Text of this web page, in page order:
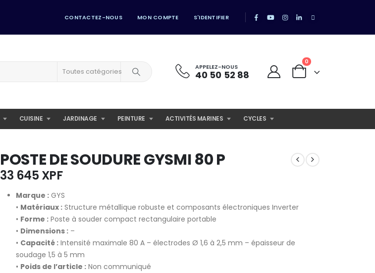
CONTACTEZ-NOUS MON COMPTE S'IDENTIFIER
Toutes catégories APPELEZ-NOUS
40 50 52 88
0
CUISINE JARDINAGE PEINTURE ACTIVITÉS MARINES CYCLES
POSTE DE SOUDURE GYSMI 80 P
33 645 XPF
Marque : GYS
• Matériaux : Structure métallique robuste et composants électroniques Inverter
• Forme : Poste à souder compact rectangulaire portable
• Dimensions : –
• Capacité : Intensité maximale 80 A – électrodes Ø 1,6 à 2,5 mm – épaisseur de
soudage 1,5 à 5 mm
• Poids de l’article : Non communiqué